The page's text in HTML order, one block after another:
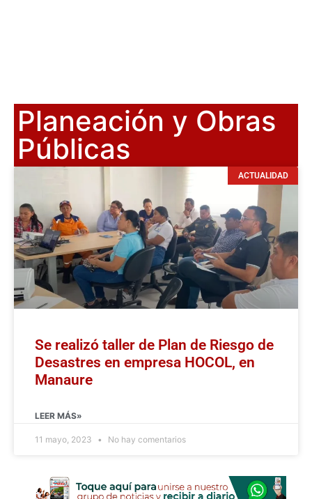
Planeación y Obras
Públicas
ACTUALIDAD
Se realizó taller de Plan de Riesgo de
Desastres en empresa HOCOL, en
Manaure
LEER MÁS»
11 mayo, 2023 No hay comentarios